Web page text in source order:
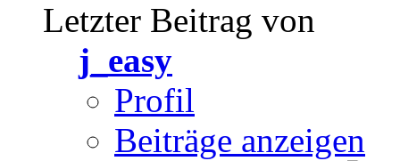
Letzter Beitrag von
j_easy
Profil
Beiträge anzeigen